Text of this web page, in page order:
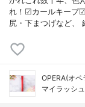
れ！☑︎カールキープ
尻・下まつげなど、
OPERA(オペ
マイラッシ